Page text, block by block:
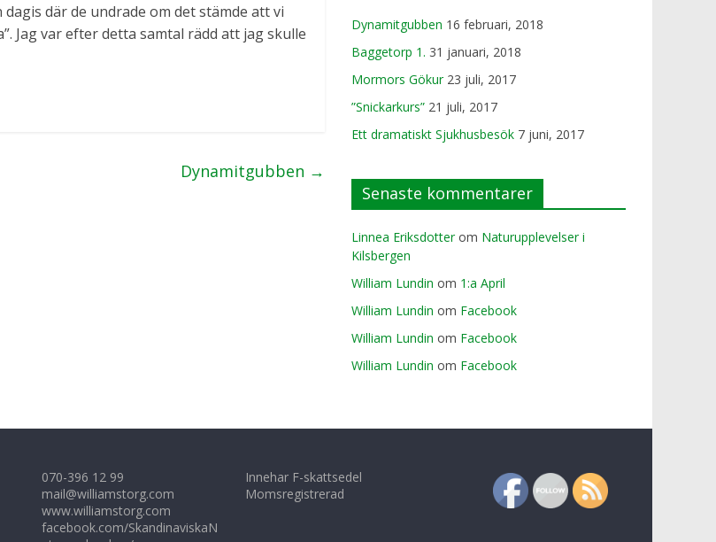
där de undrade om det stämde att vi
Jag var efter detta samtal rädd att jag skulle
Dynamitgubben →
Dynamitgubben 16 februari, 2018
Baggetorp 1. 31 januari, 2018
Mormors Gökur 23 juli, 2017
”Snickarkurs” 21 juli, 2017
Ett dramatiskt Sjukhusbesök 7 juni, 2017
Senaste kommentarer
Linnea Eriksdotterom Naturupplevelser i
Kilsbergen
William Lundin om 1:a April
William Lundin om Facebook
William Lundin om Facebook
William Lundin om Facebook
070-396 12 99
mail@williamstorg.com
www.williamstorg.com
facebook.com/SkandinaviskaN
Innehar F-skattsedel
Momsregistrerad